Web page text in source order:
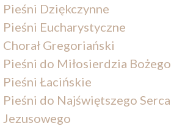
Pieśni Dziękczynne
Pieśni Eucharystyczne
Chorał Gregoriański
Pieśni do Miłosierdzia Bożego
Pieśni Łacińskie
Pieśni do Najświętszego Serca
Jezusowego